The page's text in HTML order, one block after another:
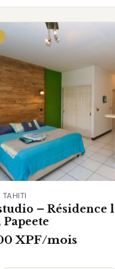
TAHITI
– Résidence
Papeete
XPF/mois